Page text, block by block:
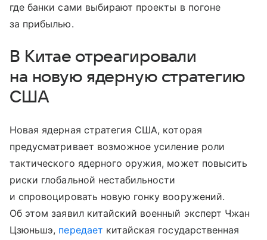
где банки сами выбирают проекты в погоне
за прибылью.
В Китае отреагировали
на новую ядерную стратегию
США
Новая ядерная стратегия США, которая
предусматривает возможное усиление роли
тактического ядерного оружия, может повысить
риски глобальной нестабильности
и спровоцировать новую гонку вооружений.
Об этом заявил китайский военный эксперт Чжан
Цзюньшэ, передает китайская государственная